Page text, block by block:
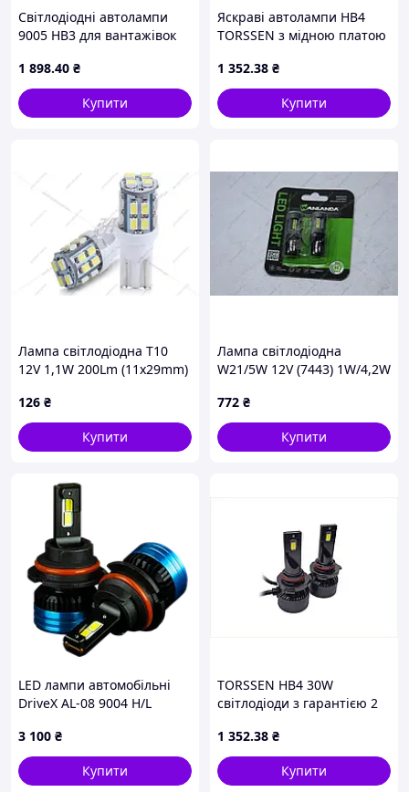
Світлодіодні автолампи
9005 HB3 для вантажівок
1 898.40 ₴
Купити
Яскраві автолампи HB4
TORSSEN з мідною платою
1 352.38 ₴
Купити
Лампа світлодіодна T10
12V 1,1W 200Lm (11x29mm)
WANLANDA
126 ₴
Купити
Лампа світлодіодна
W21/5W 12V (7443) 1W/4,2W
(Yes canbus) (кратно 2)
WANLANDA
772 ₴
Купити
LED лампи автомобільні
DriveX AL-08 9004 H/L
3 100 ₴
Купити
TORSSEN HB4 30W
світлодіоди з гарантією 2
1 352.38 ₴
Купити